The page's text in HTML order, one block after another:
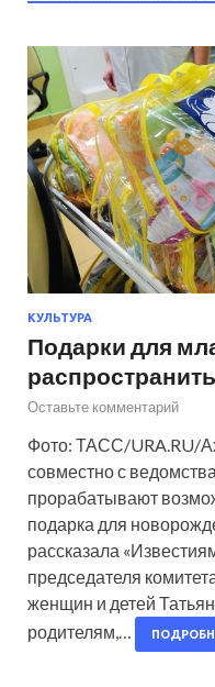
КУЛЬТУРА
Подарки для
Оставьте комментарий
Фото: ТАСС/URA.RU/
совместно с
прорабатывают
подарка для
рассказала
председателя
женщин и детей
родителям,…